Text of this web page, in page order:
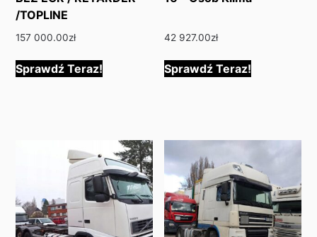
/TOPLINE
157 000.00zł
Sprawdź Teraz!
42 927.00zł
Sprawdź Teraz!